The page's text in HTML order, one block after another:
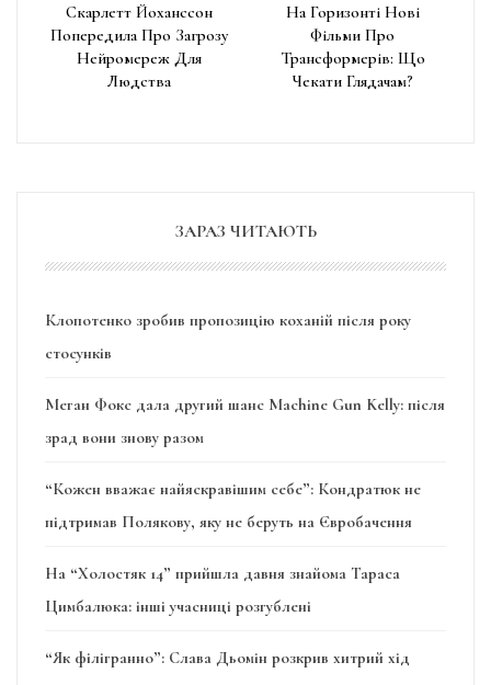
Скарлетт Йоханссон
Попередила Про Загрозу
Нейромереж Для
Людства
На Горизонті Нові
Фільми Про
Трансформерів: Що
Чекати Глядачам?
ЗАРАЗ ЧИТАЮТЬ
Клопотенко зробив пропозицію коханій після року
стосунків
Меган Фокс дала другий шанс Machine Gun Kelly: після
зрад вони знову разом
“Кожен вважає найяскравішим себе”: Кондратюк не
підтримав Полякову, яку не беруть на Євробачення
На “Холостяк 14” прийшла давня знайома Тараса
Цимбалюка: інші учасниці розгублені
“Як філігранно”: Слава Дьомін розкрив хитрий хід